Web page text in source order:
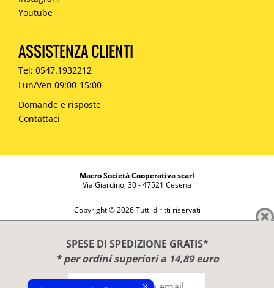
SPESE DI SPEDIZIONE GRATIS*
* per ordini superiori a 14,89 euro
Youtube
ASSISTENZA CLIENTI
Tel: 0547.1932212
Lun/Ven 09:00-15:00
Domande e risposte
Contattaci
Macro Società Cooperativa scarl
Via Giardino, 30 - 47521 Cesena
Copyright © 2026 Tutti diritti riservati
Diritto di reso
Disclaimer
Privacy Policy